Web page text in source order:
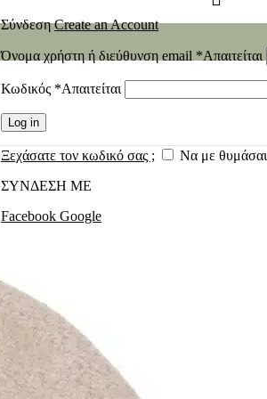
ΣύνδεσηCreate an Account
Όνομα χρήστη ή διεύθυνση email *Απαιτείται
Κωδικός *Απαιτείται
Log in
Ξεχάσατε τον κωδικό σας ;
Να με θυμάσαι
ΣΥΝΔΕΣΗ ΜΕ
Facebook Google